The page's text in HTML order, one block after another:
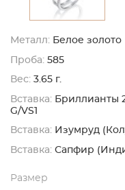
Металл: Белое золото
Проба: 585
Вес: 3.65 г.
Вставка: Бриллианты
G/VS1
Вставка: Изумруд
Вставка: Сапфир
Размер